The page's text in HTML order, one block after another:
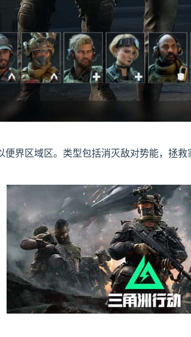
界区域区。类型包括消灭敌对势能，拯